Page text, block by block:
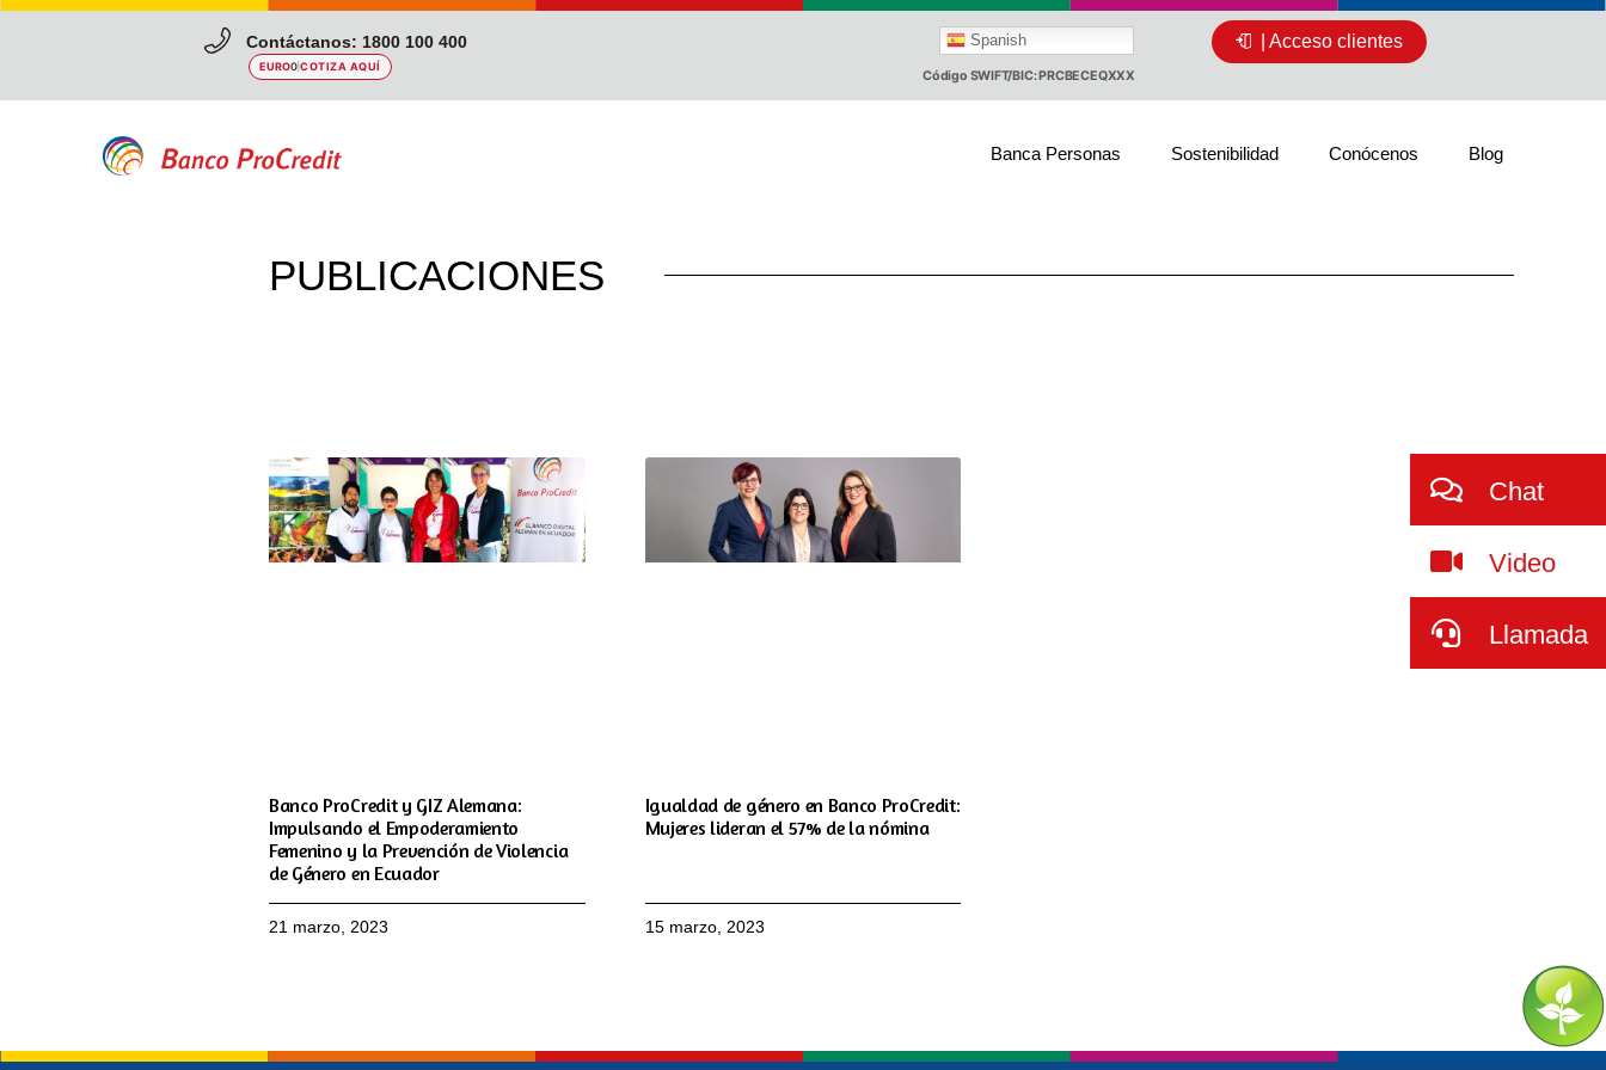
Contáctanos: 1800 100 400
EURO0|COTIZA AQUÍ
Spanish
Código SWIFT/BIC: PRCBECEQXXX
| Acceso clientes
Banca Personas Sostenibilidad Conócenos Blog
PUBLICACIONES
Banco ProCredit y GIZ Alemana:
Impulsando el Empoderamiento
Femenino y la Prevención de Violencia
de Género en Ecuador
21 marzo, 2023
Igualdad de género en Banco ProCredit:
Mujeres lideran el 57% de la nómina
15 marzo, 2023
Chat
Video
Llamada